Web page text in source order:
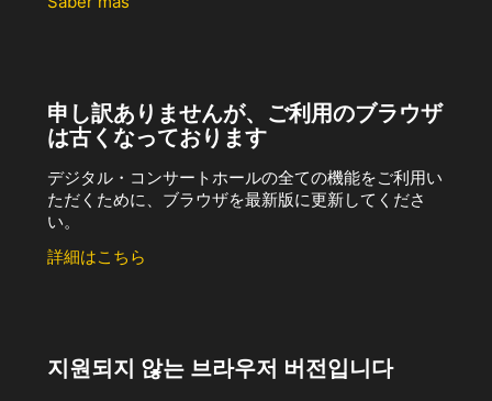
申し訳ありませんが、ご利用のブラウザ
は古くなっております
デジタル・コンサートホールの全ての機能をご利用い
ただくために、ブラウザを最新版に更新してくださ
い。
詳細はこちら
지원되지 않는 브라우저 버전입니다